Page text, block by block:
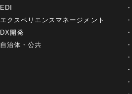
EDI
エクスペリエンスマネージメント
DX開発
自治体・公共